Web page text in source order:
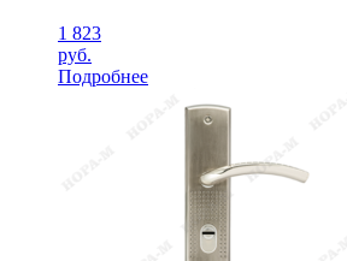
1 823
руб.
Подробнее